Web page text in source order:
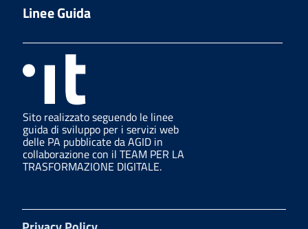
Linee Guida
Sito realizzato seguendo le linee
guida di sviluppo per i servizi web
delle PA pubblicate da AGID in
collaborazione con il TEAM PER LA
TRASFORMAZIONE DIGITALE.